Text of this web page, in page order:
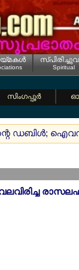
Spiritual
സിംഗപ്പൂര്‍
ഡബിള്‍;